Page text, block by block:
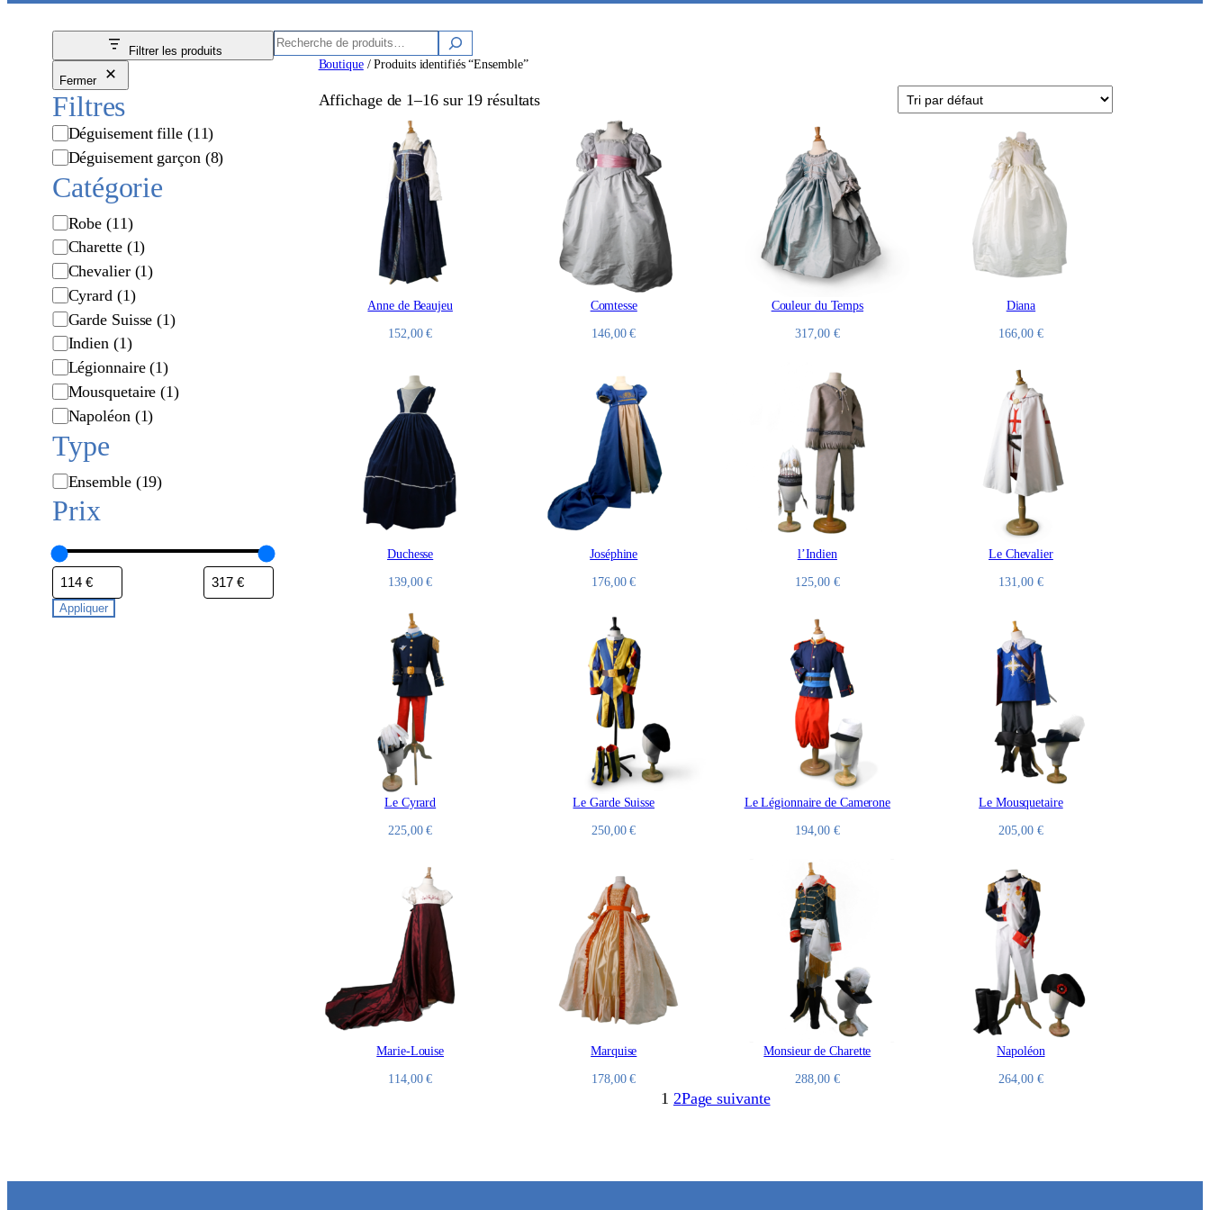
Filtrer les produits
Fermer
Filtres
M
a
q
u
e
Déguisement fille (11)
Déguisement garçon (8)
Catégorie
C
a
t
é
g
o
r
i
e
Robe(11)
Charette (1)
Chevalier (1)
Cyrard (1)
Garde Suisse(1)
Indien (1)
Légionnaire(1)
Mousquetaire(1)
Napoléon (1)
Type
É
t
i
q
u
Ensemble (19)
Prix
Appliquer
R
e
Boutique/ Produits identifiés “Ensemble”
Affichage de 1–16 sur 19 résultats
Anne de Beaujeu
152,00€
Comtesse
146,00€
Couleur du Temps
317,00 €
Diana
166,00 €
Duchesse
139,00€
Joséphine
176,00€
l’Indien
125,00 €
Le Chevalier
131,00 €
Le Cyrard
225,00€
Le Garde Suisse
250,00€
Le Légionnaire de Camerone
194,00 €
Le Mousquetaire
205,00 €
Marie-Louise
114,00€
Marquise
178,00€
Monsieur de Charette
288,00 €
Napoléon
264,00 €
1 2Page suivante